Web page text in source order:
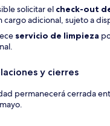
solicitar el check-out
cargo adicional, sujeto a
servicio de limpieza
y cierres
permanecerá cerrada